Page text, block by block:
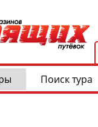
Поиск тура